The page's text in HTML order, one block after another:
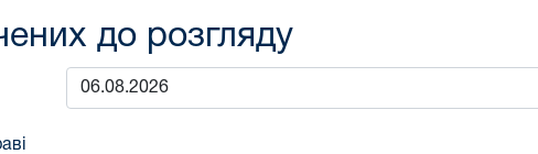
до розгляду